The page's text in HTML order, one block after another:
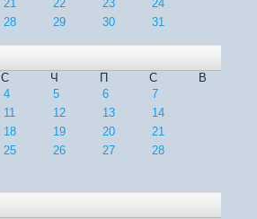
21 22 23
24
28 29 30 31
С Ч П С
В
4 5 6
7
11 12 13
14
18 19 20
21
25 26 27
28